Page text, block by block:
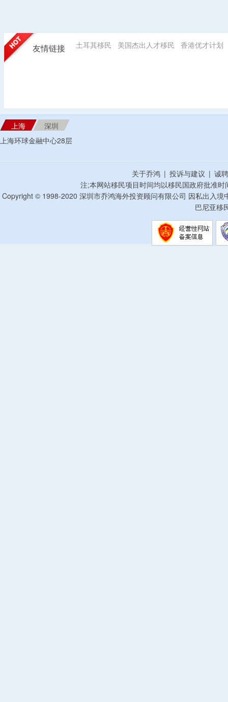
友情链接 土耳其移民 美国杰出人才移民 香港优才计划
上海
深圳
上海环球金融中心28层
关于乔鸿 | 投诉与建议 | 诚
注;本网站移民项目时间均以移民国政府批准
Copyright © 1998-2020 深圳市乔鸿海外投资顾问有限公司 因私出入
巴尼亚移